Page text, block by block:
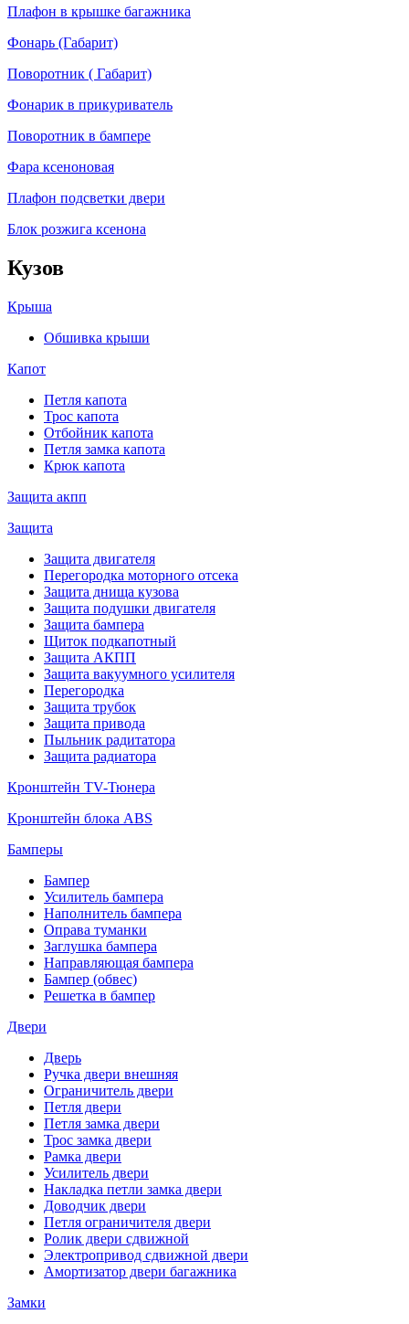
Плафон в крышке багажника
Фонарь (Габарит)
Поворотник ( Габарит)
Фонарик в прикуриватель
Поворотник в бампере
Фара ксеноновая
Плафон подсветки двери
Блок розжига ксенона
Кузов
Крыша
Обшивка крыши
Капот
Петля капота
Трос капота
Отбойник капота
Петля замка капота
Крюк капота
Защита акпп
Защита
Защита двигателя
Перегородка моторного отсека
Защита днища кузова
Защита подушки двигателя
Защита бампера
Щиток подкапотный
Защита АКПП
Защита вакуумного усилителя
Перегородка
Защита трубок
Защита привода
Пыльник радитатора
Защита радиатора
Кронштейн TV-Тюнера
Кронштейн блока ABS
Бамперы
Бампер
Усилитель бампера
Наполнитель бампера
Оправа туманки
Заглушка бампера
Направляющая бампера
Бампер (обвес)
Решетка в бампер
Двери
Дверь
Ручка двери внешняя
Ограничитель двери
Петля двери
Петля замка двери
Трос замка двери
Рамка двери
Усилитель двери
Накладка петли замка двери
Доводчик двери
Петля ограничителя двери
Ролик двери сдвижной
Электропривод сдвижной двери
Амортизатор двери багажника
Замки